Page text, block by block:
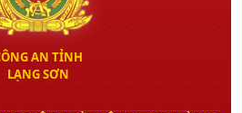
AN TỈNH
LẠNG SƠN